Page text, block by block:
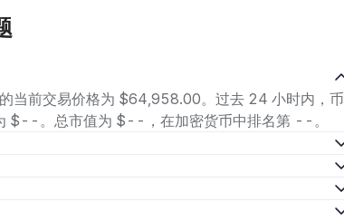
当前交易价格为 $64,958.00。过去 24 小时内，币
$--。总市值为 $--，在加密货币中排名第 --。